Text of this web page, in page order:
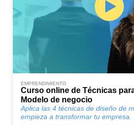
EMPRENDIMIENTO
Curso online de Técnicas
Modelo de negocio
Aplica las 4 técnicas de diseño de
empieza a transformar tu empresa.